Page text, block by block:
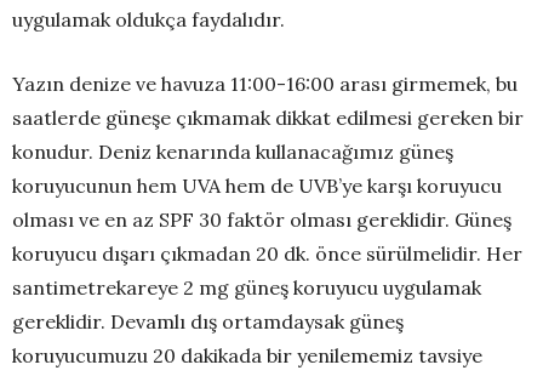
uygulamak oldukça faydalıdır.
Yazın denize ve havuza 11:00-16:00 arası girmemek, bu
saatlerde güneşe çıkmamak dikkat edilmesi gereken bir
konudur. Deniz kenarında kullanacağımız güneş
koruyucunun hem UVA hem de UVB’ye karşı koruyucu
olması ve en az SPF 30 faktör olması gereklidir. Güneş
koruyucu dışarı çıkmadan 20 dk. önce sürülmelidir. Her
santimetrekareye 2 mg güneş koruyucu uygulamak
gereklidir. Devamlı dış ortamdaysak güneş
koruyucumuzu 20 dakikada bir yenilememiz tavsiye